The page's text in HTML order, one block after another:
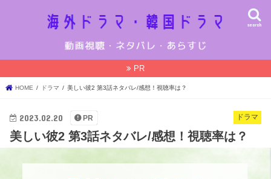
search
PR
HOME ドラマ 美しい彼2 第3話ネタバレ/感想！視聴率は？
ドラマ
2023.02.20 PR
美しい彼2 第3話ネタバレ/感想！視聴率は？